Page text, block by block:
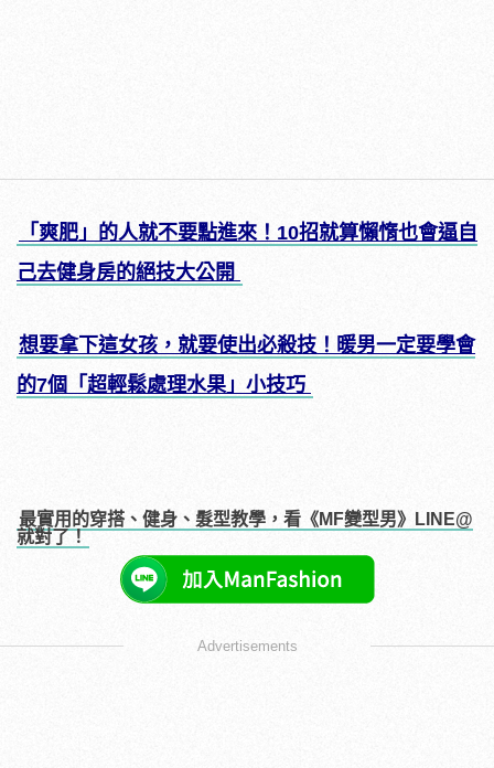
「爽肥」的人就不要點進來！10招就算懶惰也會逼自
己去健身房的絕技大公開
想要拿下這女孩，就要使出必殺技！暖男一定要學會
的7個「超輕鬆處理水果」小技巧
最實用的穿搭、健身、髮型教學，看《MF變型男》LINE@
就對了！
Advertisements